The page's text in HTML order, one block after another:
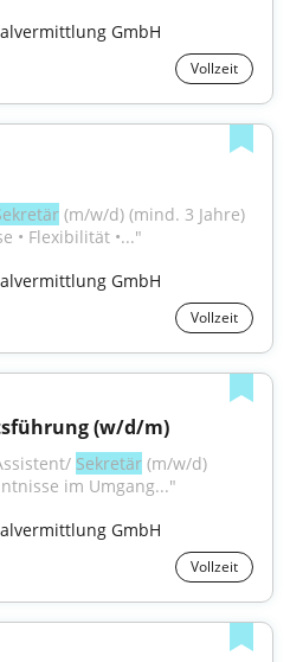
GmbH
Vollzeit
(m/w/d) (mind. 3 Jahre)
• Flexibilität •..."
GmbH
Vollzeit
(w/d/m)
Sekretär (m/w/d)
im Umgang..."
GmbH
Vollzeit